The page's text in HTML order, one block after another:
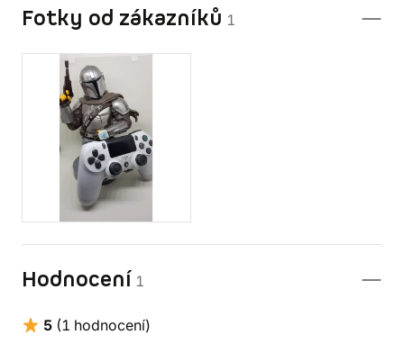
Fotky od zákazníků 1
Hodnocení 1
5 (1 hodnocení)